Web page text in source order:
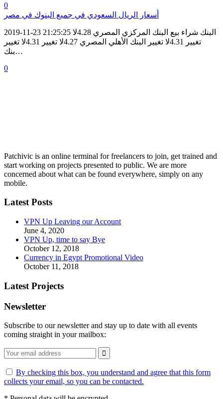
0
أسعار الريال السعودي في جميع البنوك في مصر
2019-11-23 21:25:25 البنك شراء بيع البنك المركزي المصري 4.28لا
تغيير 4.31لا تغيير البنك الأهلي المصري 4.27لا تغيير 4.31لا تغيير
بنك…
0
Patchivic is an online terminal for freelancers to join, get trained and
start working on projects presented to public. We are more
concerned about what can be found everywhere, simply on any
mobile.
Latest Posts
VPN Up Leaving our Account
June 4, 2020
VPN Up, time to say Bye
October 12, 2018
Currency in Egypt Promotional Video
October 11, 2018
Latest Projects
Newsletter
Subscribe to our newsletter and stay up to date with all events
coming straight in your mailbox:
By checking this box, you understand and agree that this form
collects your email, so you can be contacted.